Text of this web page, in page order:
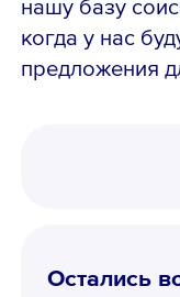
когда у нас
предложения
Остались